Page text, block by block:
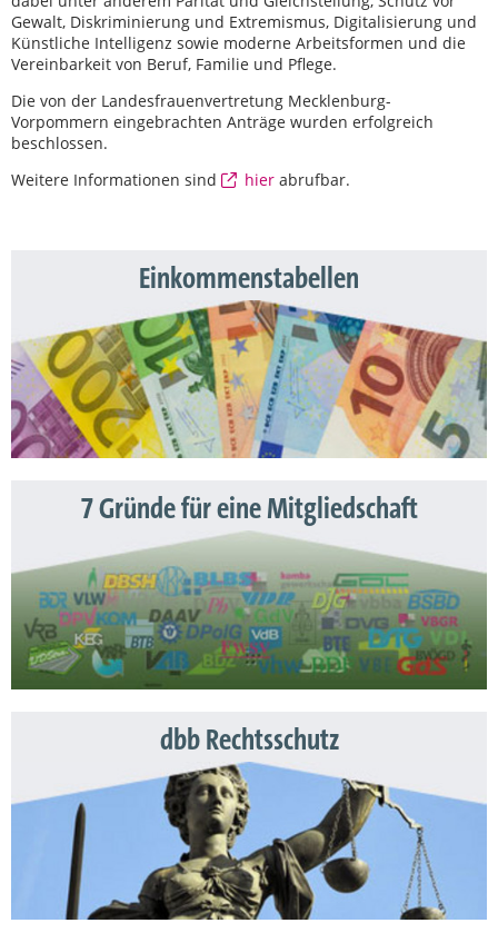
Gewalt, Diskriminierung und Extremismus, Digitalisierung und
Künstliche Intelligenz sowie moderne Arbeitsformen und die
Vereinbarkeit von Beruf, Familie und Pflege.
Die von der Landesfrauenvertretung Mecklenburg-
Vorpommern eingebrachten Anträge wurden erfolgreich
beschlossen.
Weitere Informationen sind
hier abrufbar.
Einkommenstabellen
7 Gründe für eine Mitgliedschaft
dbb Rechtsschutz